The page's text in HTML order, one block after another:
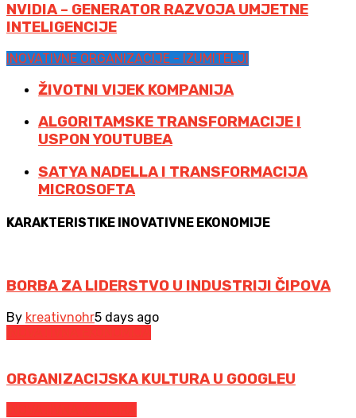
NVIDIA – GENERATOR RAZVOJA UMJETNE
INTELIGENCIJE
INOVATIVNE ORGANIZACIJE - IZUMITELJI
ŽIVOTNI VIJEK KOMPANIJA
ALGORITAMSKE TRANSFORMACIJE I
USPON YOUTUBEA
SATYA NADELLA I TRANSFORMACIJA
MICROSOFTA
KARAKTERISTIKE INOVATIVNE EKONOMIJE
BORBA ZA LIDERSTVO U INDUSTRIJI ČIPOVA
By kreativnohr5 days ago
ORGANIZACIJSKA KULTURA U GOOGLEU